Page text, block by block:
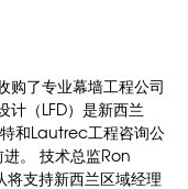
购了专业幕墙工程公司
（LFD）是新西兰
和Lautrec工程咨询公
。 技术总监Ron
支持新西兰区域经理